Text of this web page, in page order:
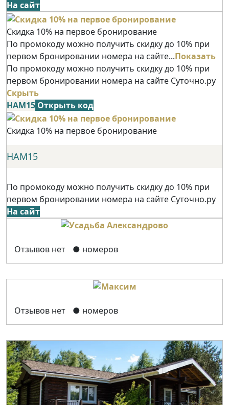
На сайт
Скидка 10% на первое бронирование
По промокоду можно получить скидку до 10% при
первом бронировании номера на сайте...Показать
По промокоду можно получить скидку до 10% при
первом бронировании номера на сайте Суточно.ру
Скрыть
НАМ15 Открыть код
Скидка 10% на первое бронирование
НАМ15
По промокоду можно получить скидку до 10% при
первом бронировании номера на сайте Суточно.ру
На сайт
Отзывов нет ● номеров
Отзывов нет ● номеров